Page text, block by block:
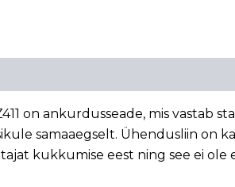
on ankurdusseade, mis vastab
samaaegselt. Ühendusliin on
kukkumise eest ning see ei